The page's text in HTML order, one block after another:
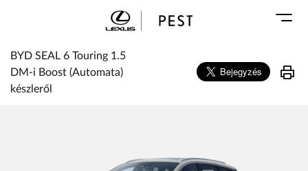
Toyota Schiller
ŠKODA Schiller
Audi Schiller
BYD Schiller
BYD SEAL 6 Touring 1.5
DM-i Boost (Automata)
készleről